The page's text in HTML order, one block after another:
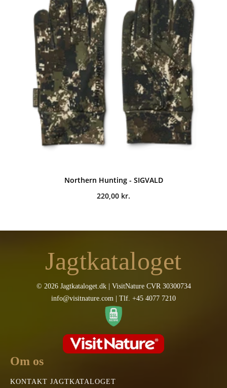
Northern Hunting - SIGVALD
220,00 kr.
Jagtkataloget
© 2026 Jagtkataloget.dk | VisitNature CVR 30300734
info@visitnature.com | Tlf. +45 4077 7210
Om os
KONTAKT JAGTKATALOGET